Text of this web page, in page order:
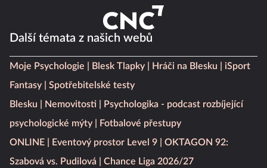
Další témata z našich webů
Moje Psychologie Blesk Tlapky Hráči na Blesku
iSport
Fantasy
Spotřebitelské testy
Blesku
Nemovitosti
Psychologika - podcast rozbíjející
psychologické mýty
Fotbalové přestupy
ONLINE
Eventový prostor Level 9
OKTAGON 92:
Szabová vs. Pudilová
Chance Liga 2026/27